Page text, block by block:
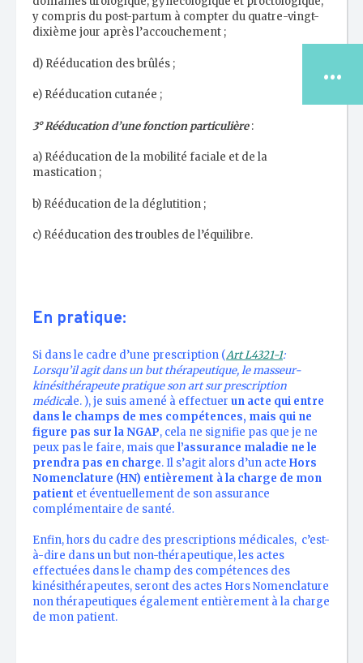
y compris du post-partum à compter du quatre-vingt-
dixième jour après l’accouchement ;
d) Rééducation des brûlés ;
e) Rééducation cutanée ;
3° Rééducation d’une fonction particulière:
a) Rééducation de la mobilité faciale et de la
mastication ;
b) Rééducation de la déglutition ;
c) Rééducation des troubles de l’équilibre.
En pratique:
Si dans le cadre d’une prescription (Art L4321-1:
Lorsqu’il agit dans un but thérapeutique, le masseur-
kinésithérapeute pratique son art sur prescription
médicale. ), je suis amené à effectuer un acte qui entre
dans le champs de mes compétences, mais qui ne
figure pas sur la NGAP, cela ne signifie pas que je ne
peux pas le faire, mais que l’assurance maladie ne le
prendra pas en charge. Il s’agit alors d’un acte Hors
Nomenclature (HN) entièrement à la charge de mon
patient et éventuellement de son assurance
complémentaire de santé.
Enfin, hors du cadre des prescriptions médicales, c’est-
à-dire dans un but non-thérapeutique, les actes
effectuées dans le champ des compétences des
kinésithérapeutes, seront des actes Hors Nomenclature
non thérapeutiques également entièrement à la charge
de mon patient.
...